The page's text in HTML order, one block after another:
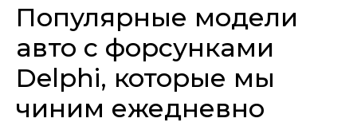
Популярные модели
авто с форсунками
Delphi, которые мы
чиним ежедневно